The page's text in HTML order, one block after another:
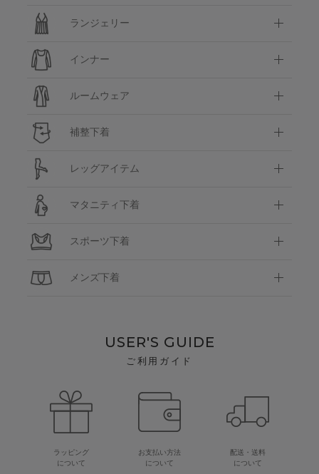
ランジェリー
インナー
ルームウェア
補整下着
レッグアイテム
マタニティ下着
スポーツ下着
メンズ下着
USER'S GUIDE
ご利用ガイド
ラッピング
について
お支払い方法
について
配送・送料
について